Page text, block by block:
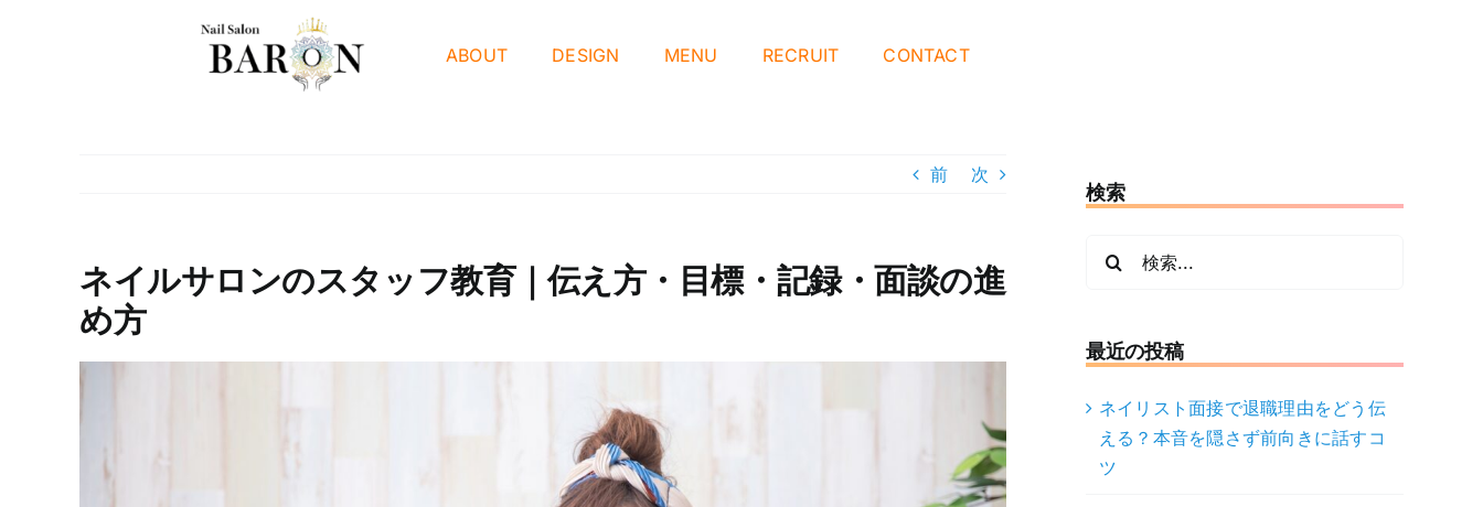
ABOUT DESIGN MENU RECRUIT CONTACT
前 次
ネイルサロンのスタッフ教育｜伝え方・目標・記録・面談の進
め方
検索
最近の投稿
ネイリスト面接で退職理由をどう伝
える？本音を隠さず前向きに話すコ
ツ